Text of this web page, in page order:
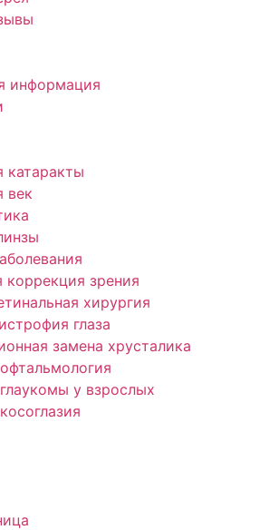
информация
катаракты
век
коррекция зрения
хирургия
глаза
замена хрусталика
у взрослых